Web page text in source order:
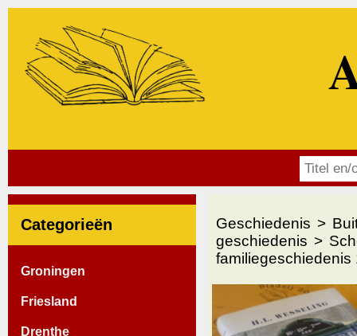
Categorieën
Groningen
Friesland
Drenthe
Geschiedenis
geschiedenis
familiegeschiedenis